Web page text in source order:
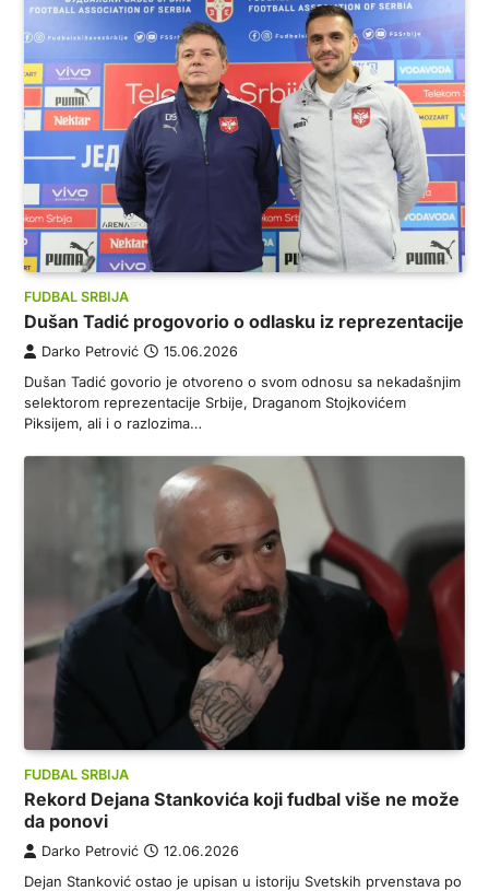
FUDBAL SRBIJA
Dušan Tadić progovorio o odlasku iz reprezentacije
Darko Petrović 15.06.2026
Dušan Tadić govorio je otvoreno o svom odnosu sa nekadašnjim
selektorom reprezentacije Srbije, Draganom Stojkovićem
Piksijem, ali i o razlozima…
FUDBAL SRBIJA
Rekord Dejana Stankovića koji fudbal više ne može
da ponovi
Darko Petrović 12.06.2026
Dejan Stanković ostao je upisan u istoriju Svetskih prvenstava po